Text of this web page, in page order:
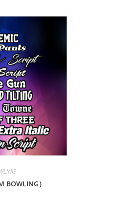
BOWLING）